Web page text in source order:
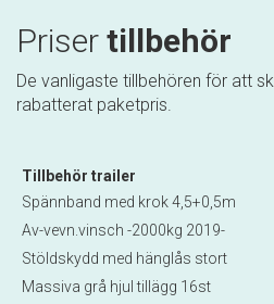
Priser tillbehör
De vanligaste tillbehören för att
rabatterat paketpris.
Tillbehör trailer
Spännband med krok 4,5+0,5m
Av-vevn.vinsch -2000kg 2019-
Stöldskydd med hänglås stort
Massiva grå hjul tillägg 16st